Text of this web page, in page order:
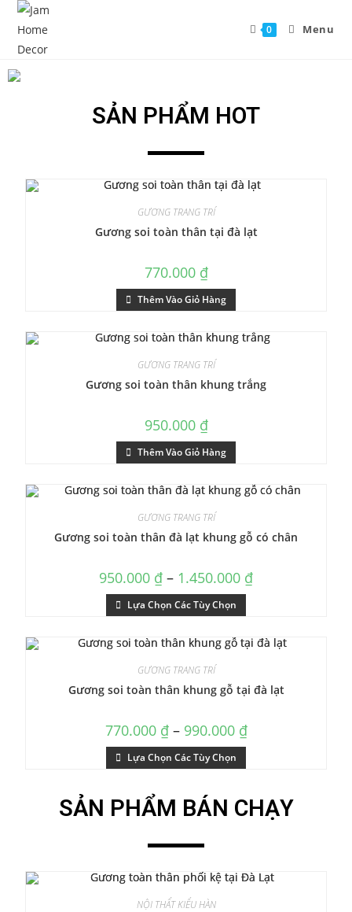
0 Menu
SẢN PHẨM HOT
GƯƠNG TRANG TRÍ
Gương soi toàn thân tại đà lạt
770.000 ₫
Thêm Vào Giỏ Hàng
GƯƠNG TRANG TRÍ
Gương soi toàn thân khung trắng
950.000 ₫
Thêm Vào Giỏ Hàng
GƯƠNG TRANG TRÍ
Gương soi toàn thân đà lạt khung gỗ có chân
950.000 ₫ – 1.450.000 ₫
Lựa Chọn Các Tùy Chọn
GƯƠNG TRANG TRÍ
Gương soi toàn thân khung gỗ tại đà lạt
770.000 ₫– 990.000 ₫
Lựa Chọn Các Tùy Chọn
SẢN PHẨM BÁN CHẠY
NỘI THẤT KIỂU HÀN